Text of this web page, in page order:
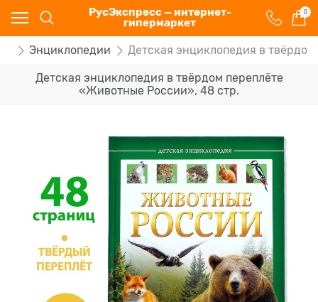
РусЭкспресс — интернет-
гипермаркет
0
Энциклопедии Детская энциклопедия в
Детская энциклопедия в твёрдом переплёте
«Животные России», 48 стр.